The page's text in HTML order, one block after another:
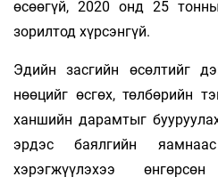
өсөөгүй, 2020 онд 25
зорилтод хүрсэнгүй.
Эдийн засгийн өсөлтийг
нөөцийг өсгөх, төлбөрийн
ханшийн дарамтыг
эрдэс баялгийн
хэрэгжүүлэхээ